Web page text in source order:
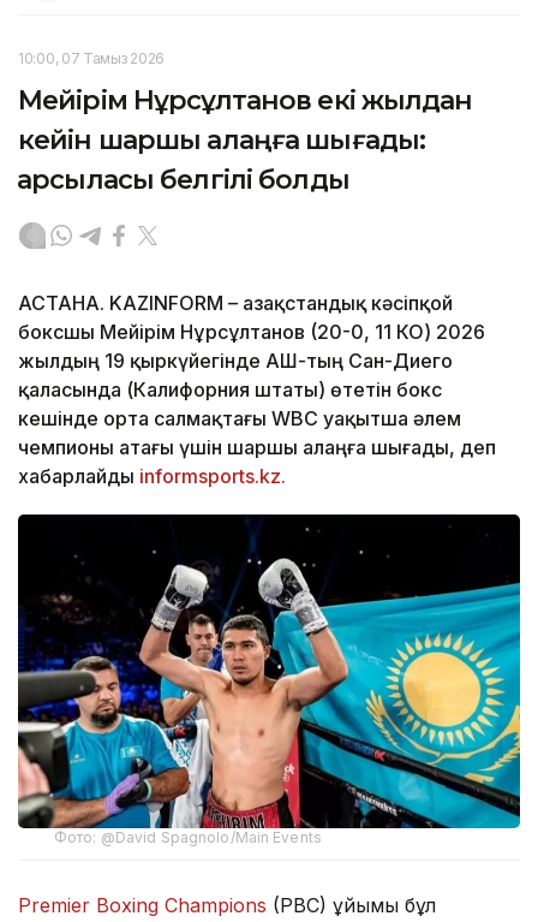
10:00, 07 Тамыз 2026
Мейірім Нұрсұлтанов екі жылдан
кейін шаршы алаңға шығады:
қарсыласы белгілі болды
АСТАНА. KAZINFORM – Қазақстандық кәсіпқой
боксшы Мейірім Нұрсұлтанов (20-0, 11 КО) 2026
жылдың 19 қыркүйегінде АҚШ-тың Сан-Диего
қаласында (Калифорния штаты) өтетін бокс
кешінде орта салмақтағы WBC уақытша әлем
чемпионы атағы үшін шаршы алаңға шығады, деп
хабарлайды informsports.kz.
Фото: @David Spagnolo/Main Events
Premier Boxing Champions (PBC) ұйымы бұл